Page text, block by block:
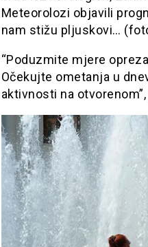
Meteorolozi objavili
nam stižu pljuskovi…
“Poduzmite mjere
Očekujte ometanja u
aktivnosti na